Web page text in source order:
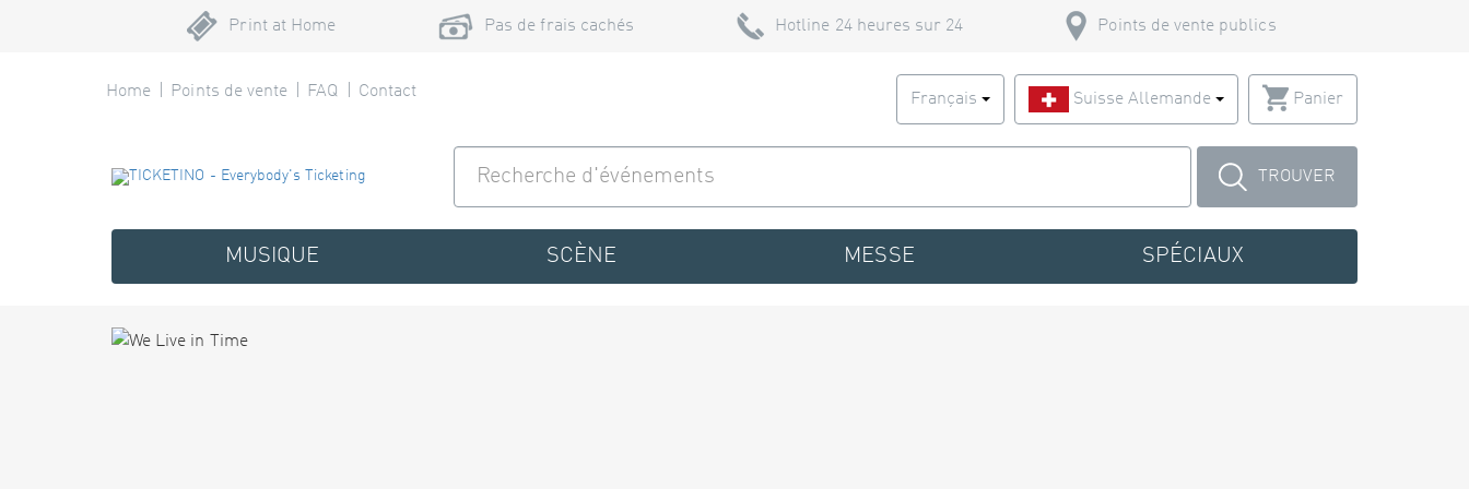
Print at Home Pas de frais cachés Hotline 24 heures sur 24 Points de vente publics
Home Points de vente FAQ Contact Français Suisse Allemande Panier
TROUVER
MUSIQUE SCÈNE MESSE SPÉCIAUX